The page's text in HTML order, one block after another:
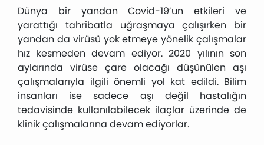
Dünya bir yandan Covid-19’un etkileri ve
yarattığı tahribatla uğraşmaya çalışırken bir
yandan da virüsü yok etmeye yönelik çalışmalar
hız kesmeden devam ediyor. 2020 yılının son
aylarında virüse çare olacağı düşünülen aşı
çalışmalarıyla ilgili önemli yol kat edildi. Bilim
insanları ise sadece aşı değil hastalığın
tedavisinde kullanılabilecek ilaçlar üzerinde de
klinik çalışmalarına devam ediyorlar.